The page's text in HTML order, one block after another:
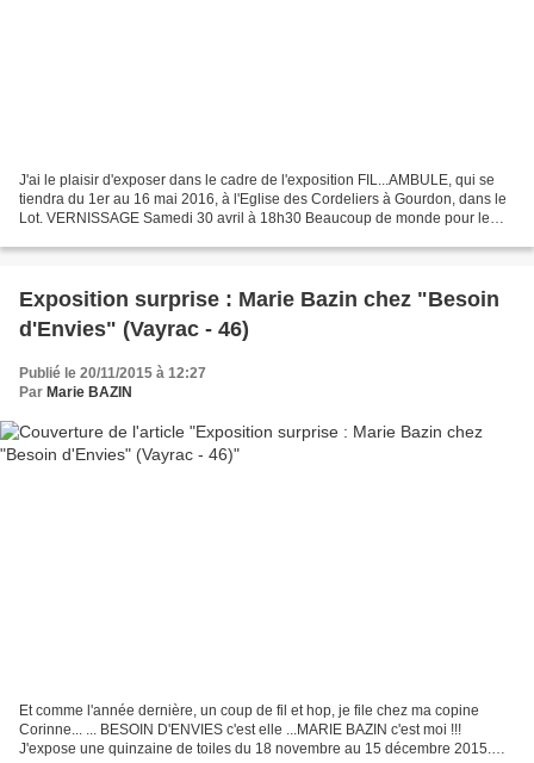
J'ai le plaisir d'exposer dans le cadre de l'exposition FIL...AMBULE, qui se
tiendra du 1er au 16 mai 2016, à l'Eglise des Cordeliers à Gourdon, dans le
Lot. VERNISSAGE Samedi 30 avril à 18h30 Beaucoup de monde pour le
Exposition surprise : Marie Bazin chez "Besoin
d'Envies" (Vayrac - 46)
Publié le 20/11/2015 à 12:27
Par Marie BAZIN
Et comme l'année dernière, un coup de fil et hop, je file chez ma copine
Corinne... ... BESOIN D'ENVIES c'est elle ...MARIE BAZIN c'est moi !!!
J'expose une quinzaine de toiles du 18 novembre au 15 décembre 2015.